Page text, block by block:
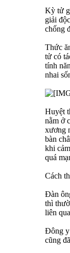
Kỳ tử
giải
chống
Thức
tử có
tính
nhai
Huyệt
nằm ở
xương
bàn
khi
quá
Cách
Đàn
thì
liên
Đông y
cũng